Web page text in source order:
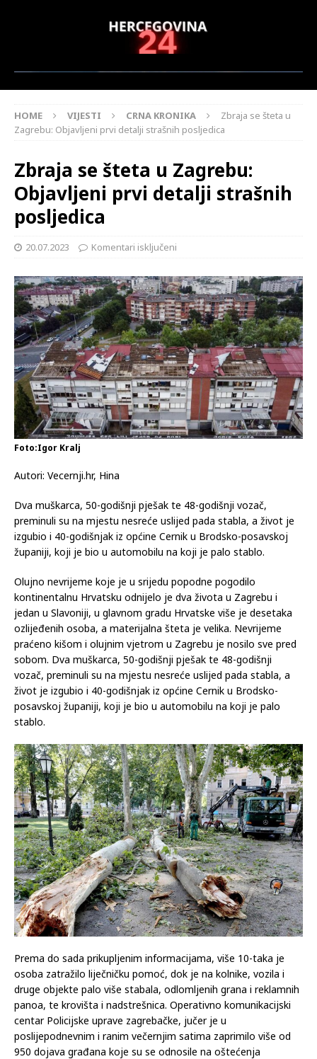
HOME VIJESTI CRNA KRONIKA
Zbraja se šteta u
Zagrebu: Objavljeni prvi detalji strašnih posljedica
Zbraja se šteta u Zagrebu:
Objavljeni prvi detalji strašnih
posljedica
20.07.2023 Komentari isključeni
Foto:Igor Kralj
Autori: Vecernji.hr, Hina
Dva muškarca, 50-godišnji pješak te 48-godišnji vozač,
preminuli su na mjestu nesreće uslijed pada stabla, a život je
izgubio i 40-godišnjak iz općine Cernik u Brodsko-posavskoj
županiji, koji je bio u automobilu na koji je palo stablo.
Olujno nevrijeme koje je u srijedu popodne pogodilo
kontinentalnu Hrvatsku odnijelo je dva života u Zagrebu i
jedan u Slavoniji, u glavnom gradu Hrvatske više je desetaka
ozlijeđenih osoba, a materijalna šteta je velika. Nevrijeme
praćeno kišom i olujnim vjetrom u Zagrebu je nosilo sve pred
sobom. Dva muškarca, 50-godišnji pješak te 48-godišnji
život je izgubio i 40-godišnjak iz općine Cernik u Brodsko-
posavskoj županiji, koji je bio u automobilu na koji je palo
stablo.
Prema do sada prikupljenim informacijama, više 10-taka je
osoba zatražilo liječničku pomoć, dok je na kolnike, vozila i
druge objekte palo više stabala, odlomljenih grana i reklamnih